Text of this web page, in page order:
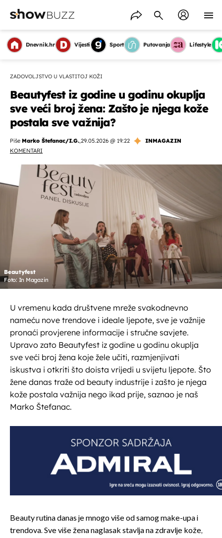
Dnevnik.hr Vijesti Sport Putovanja Lifestyle
ZADOVOLJSTVO U VLASTITOJ KOŽI
Beautyfest iz godine u godinu okuplja
sve veći broj žena: Zašto je njega kože
postala sve važnija?
Piše Marko Štefanac/I.G.,29.05.2026 @ 19:22
INMAGAZIN
KOMENTARI
Beautyfest
Foto: In Magazin
U vremenu kada društvene mreže svakodnevno
nameću nove trendove i ideale ljepote, sve je važnije
pronaći provjerene informacije i stručne savjete.
Upravo zato Beautyfest iz godine u godinu okuplja
sve veći broj žena koje žele učiti, razmjenjivati
iskustva i otkriti što doista vrijedi u svijetu ljepote. Što
žene danas traže od beauty industrije i zašto je njega
kože postala važnija nego ikad prije, saznao je naš
Marko Štefanac.
Beauty rutina danas je mnogo više od samog make-upa i
trendova. Sve više žena naglasak stavlja na zdravlje kože,
OMOGUĆI OBAVIJESTI